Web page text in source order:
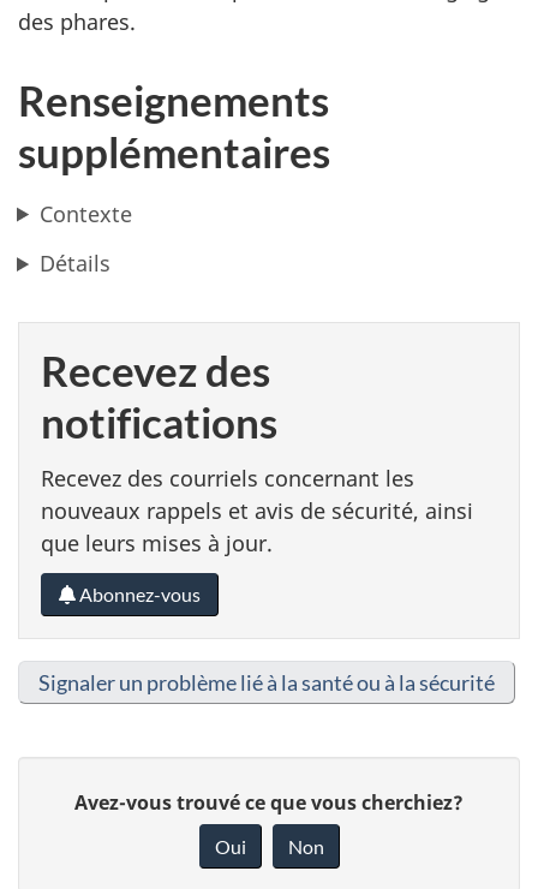
des phares.
Renseignements
supplémentaires
Contexte
Détails
Recevez des
notifications
Recevez des courriels concernant les
nouveaux rappels et avis de sécurité, ainsi
que leurs mises à jour.
Abonnez-vous
Signaler un problème lié à la santé ou à la sécurité
Avez-vous trouvé ce que vous cherchiez?
Oui Non